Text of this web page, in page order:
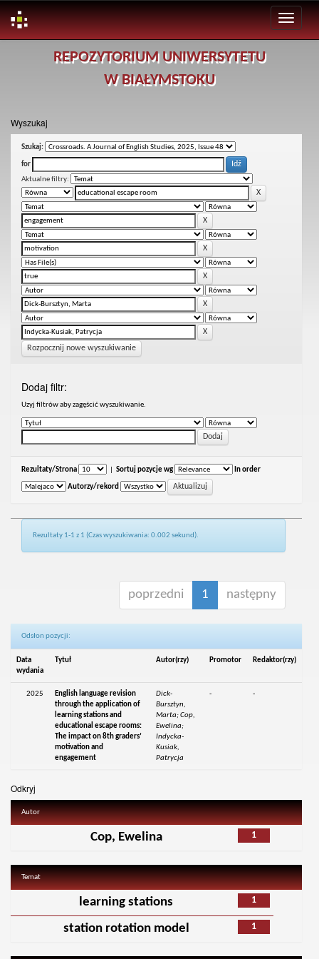
REPOZYTORIUM UNIWERSYTETU
W BIAŁYMSTOKU
Wyszukaj
Szukaj:
for
Aktualne filtry:
Rozpocznij nowe wyszukiwanie
Dodaj filtr:
Uzyj filtrów aby zagęścić wyszukiwanie.
Rezultaty/Strona Sortuj pozycje wg In order
Autorzy/rekord
Rezultaty 1-1 z 1 (Czas wyszukiwania: 0.002 sekund).
poprzedni 1 następny
Odsłon pozycji:
Data
wydania
Tytuł Autor(rzy) Promotor Redaktor(rzy)
2025
English language revision
through the application of
learning stations and
educational escape rooms:
The impact on 8th graders’
motivation and
engagement
Dick-
Bursztyn,
Marta; Cop,
Ewelina;
Indycka-
Kusiak,
Patrycja
- -
Odkryj
Autor
1
Cop, Ewelina
Temat
1
learning stations
1
station rotation model